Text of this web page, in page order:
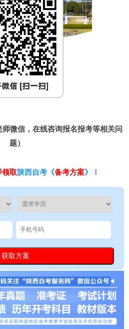
师微信，在线咨询报名报考等相关问
题）
领取陕西自考《备考方案》！